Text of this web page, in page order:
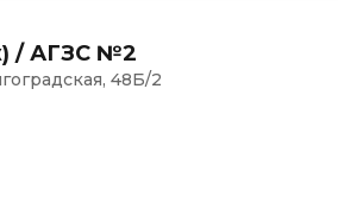
/ АГЗС №2
48Б/2